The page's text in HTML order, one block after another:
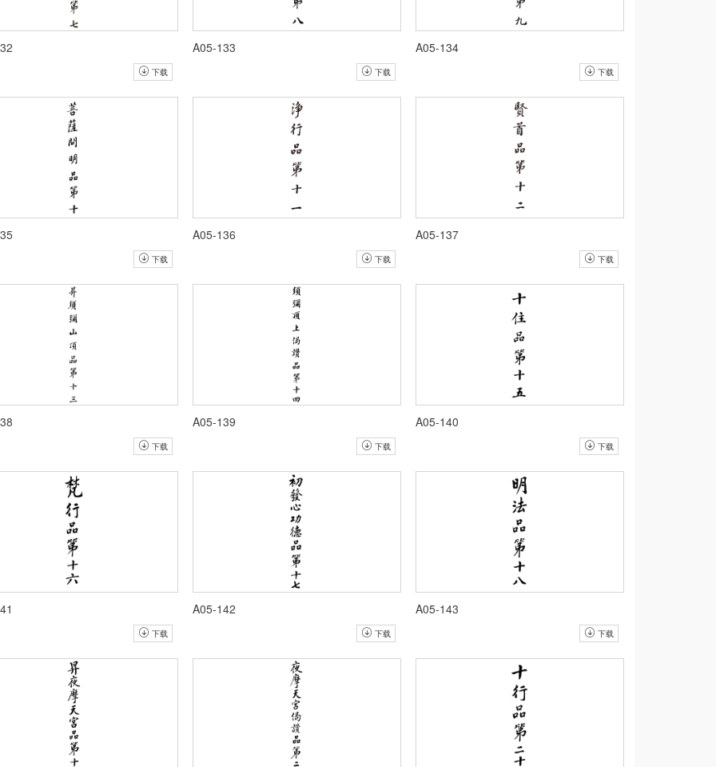
下载
A05-133
下载
A05-134
下载
下载
A05-136
下载
A05-137
下载
下载
A05-139
下载
A05-140
下载
下载
A05-142
下载
A05-143
下载